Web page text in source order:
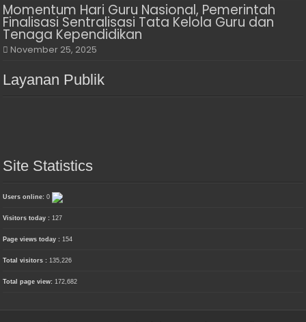
Momentum Hari Guru Nasional, Pemerintah
Finalisasi Sentralisasi Tata Kelola Guru dan
Tenaga Kependidikan
November 25, 2025
Layanan Publik
Site Statistics
Users online:0
Visitors today :127
Page views today :154
Total visitors :135,226
Total page view:172,682